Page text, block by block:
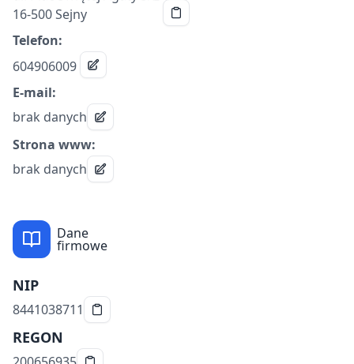
16-500 Sejny
Telefon:
604906009
E-mail:
brak danych
Strona www:
brak danych
Dane
firmowe
NIP
8441038711
REGON